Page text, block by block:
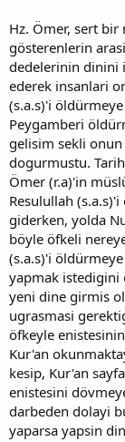
Hz. Ömer, sert
gösterenlerin
dedelerinin dinini
ederek insanlari
(s.a.s)'i
Peygamberi
gelisim sekli
dogurmustu.
Ömer (r.a)'in
Resulullah
giderken, yolda
böyle öfkeli
(s.a.s)'i
yapmak istedigini
yeni dine girmis
ugrasmasi
öfkeyle
Kur'an
kesip, Kur'an
enistesini
darbeden dolayi
yaparsa yapsin